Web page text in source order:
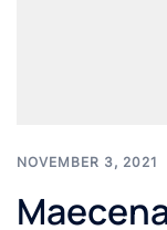
NOVEMBER 3, 2021